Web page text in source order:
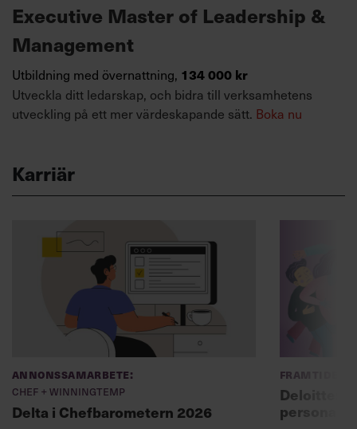
Executive Master of Leadership &
Management
Utbildning med övernattning, 134 000 kr
Utveckla ditt ledarskap, och bidra till verksamhetens
utveckling på ett mer värdeskapande sätt. Boka nu
Karriär
Annonssamarbete:
Chef + Winningtemp
Delta i Chefbarometern 2026
Deloitte:
personal